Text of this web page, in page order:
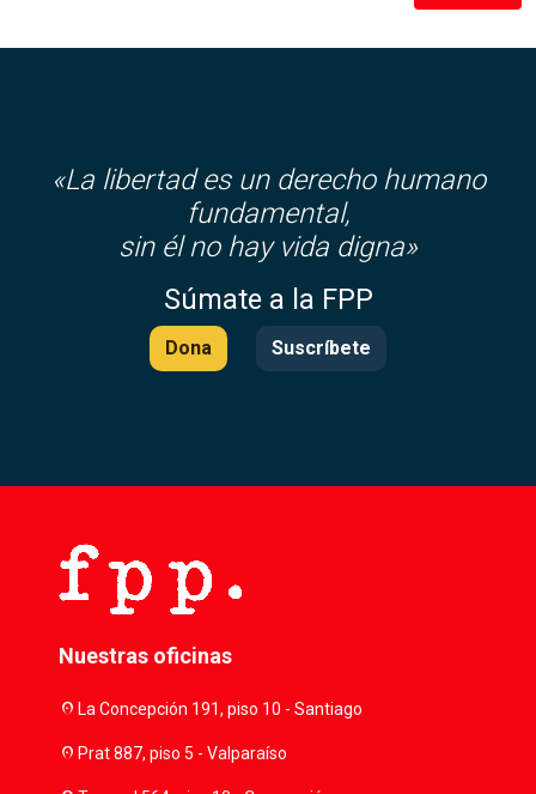
«La libertad es un derecho humano
fundamental,
sin él no hay vida digna»
Súmate a la FPP
Dona Suscríbete
Nuestras oficinas
location_onLa Concepción 191, piso 10 - Santiago
location_onPrat 887, piso 5 - Valparaíso